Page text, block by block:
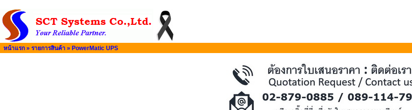
หน้าแรก » รายการสินค้า » PowerMatic UPS